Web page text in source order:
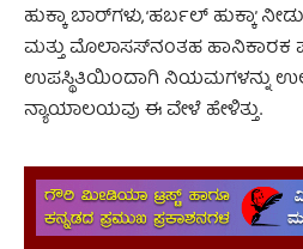
ಹುಕ್ಕಾ ಬಾರ್‌ಗಳು, ‘ಹರ್ಬಲ್ ಹುಕ್ಕಾ’
ಮತ್ತು ಮೊಲಾಸಸ್‌ನಂತಹ ಹಾನಿಕಾರಕ
ಉಪಸ್ಥಿತಿಯಿಂದಾಗಿ ನಿಯಮಗಳನ್ನು
ನ್ಯಾಯಾಲಯವು ಈ ವೇಳೆ ಹೇಳಿತ್ತು.